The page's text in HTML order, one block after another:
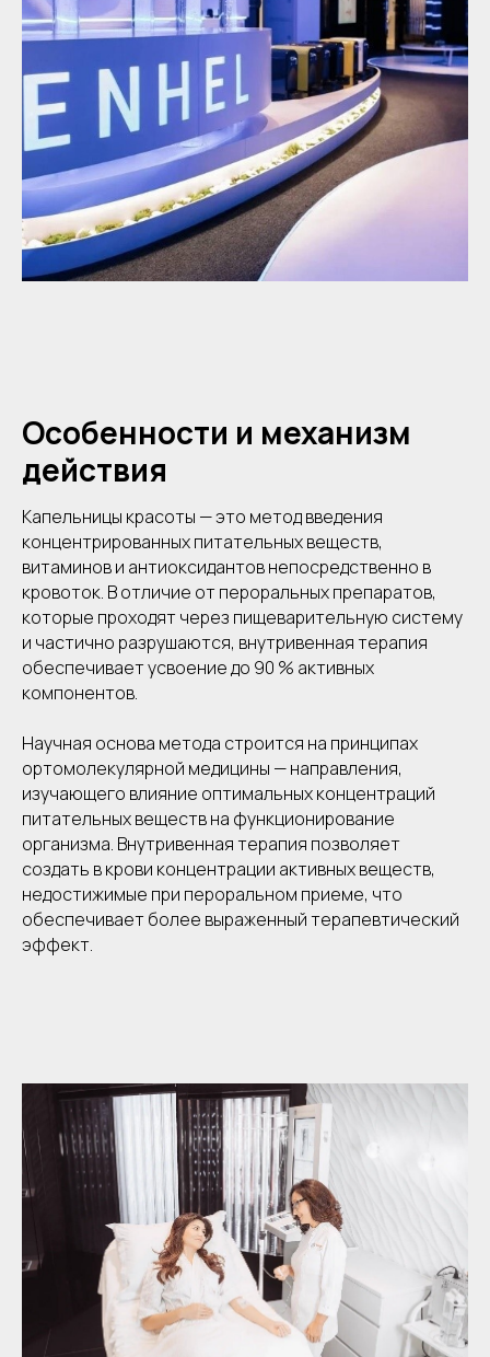
Особенности и механизм
действия
Капельницы красоты — это метод введения
концентрированных питательных веществ,
витаминов и антиоксидантов непосредственно в
кровоток. В отличие от пероральных препаратов,
которые проходят через пищеварительную систему
и частично разрушаются, внутривенная терапия
обеспечивает усвоение до 90 % активных
компонентов.
Научная основа метода строится на принципах
ортомолекулярной медицины — направления,
изучающего влияние оптимальных концентраций
питательных веществ на функционирование
организма. Внутривенная терапия позволяет
создать в крови концентрации активных веществ,
недостижимые при пероральном приеме, что
обеспечивает более выраженный терапевтический
эффект.